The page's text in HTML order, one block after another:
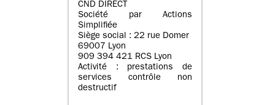
CND DIRECT
Société par Actions
Simplifiée
Siège social : 22 rue Domer
69007 Lyon
909 394 421 RCS Lyon
Activité : prestations de
services contrôle non
destructif